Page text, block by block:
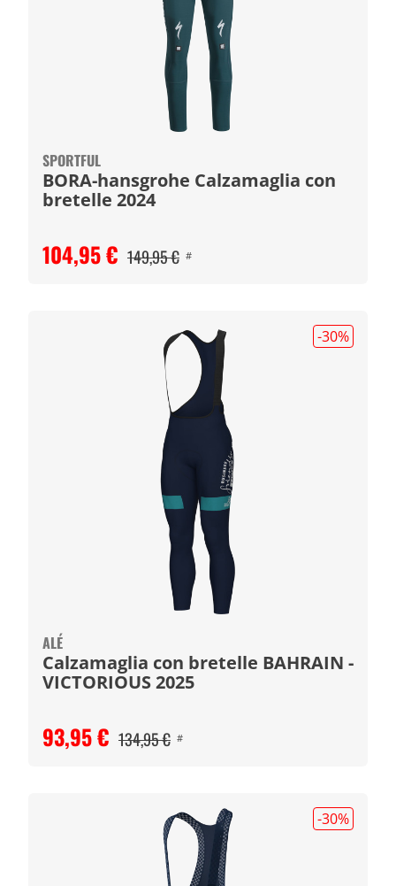
SPORTFUL
BORA-hansgrohe Calzamaglia con
bretelle 2024
104,95 € 149,95 € #
-30%
ALÉ
Calzamaglia con bretelle BAHRAIN -
VICTORIOUS 2025
93,95 € 134,95 € #
-30%